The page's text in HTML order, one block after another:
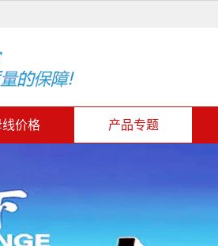
线价格 产品专题